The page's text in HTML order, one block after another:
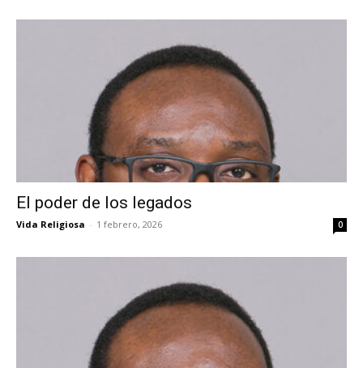
El poder de los legados
Vida Religiosa - 1 febrero, 2026 0